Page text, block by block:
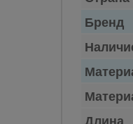
Бренд